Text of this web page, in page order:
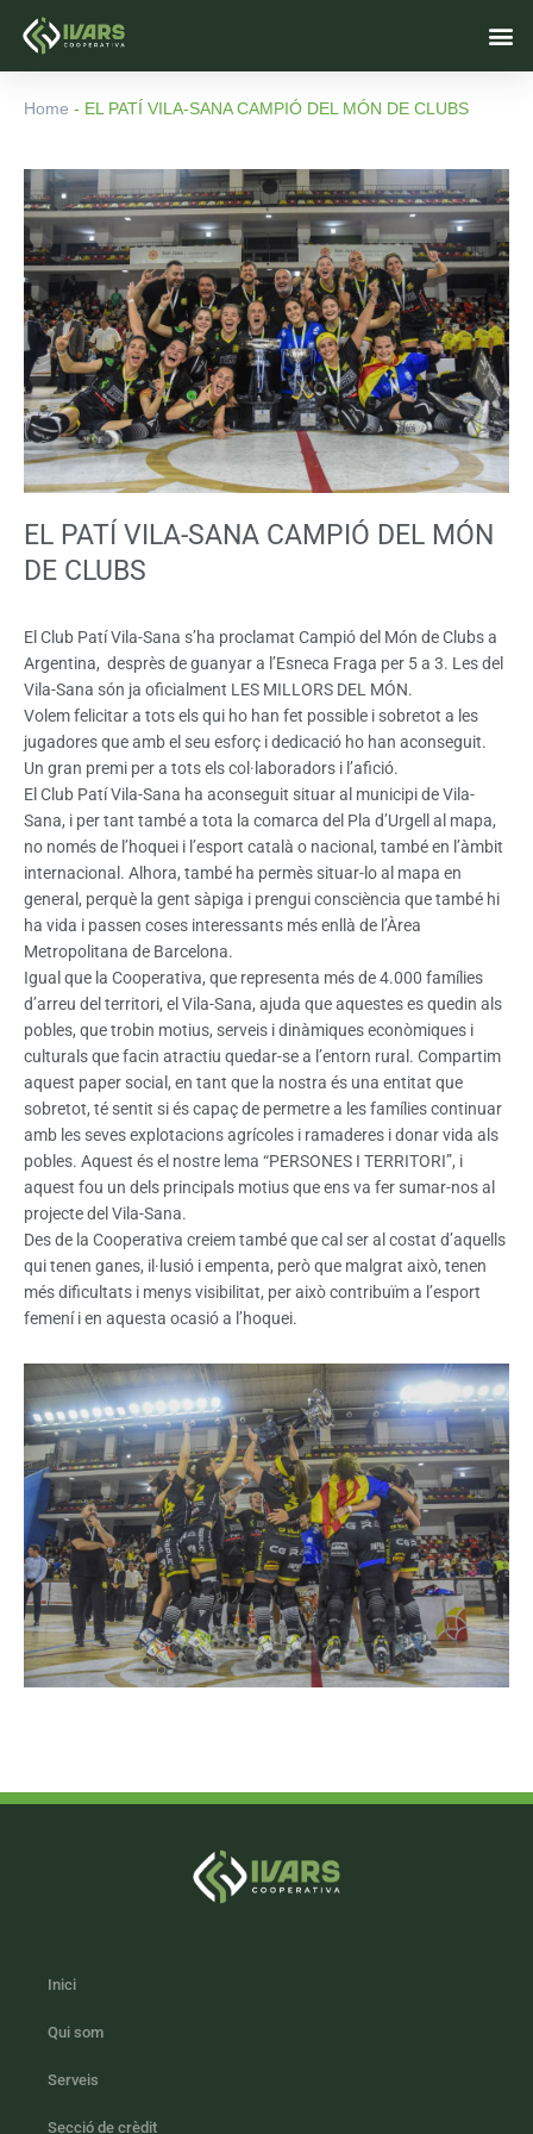
Home - EL PATÍ VILA-SANA CAMPIÓ DEL MÓN DE CLUBS
EL PATÍ VILA-SANA CAMPIÓ DEL MÓN
DE CLUBS
El Club Patí Vila-Sana s’ha proclamat Campió del Món de Clubs a
Argentina, desprès de guanyar a l’Esneca Fraga per 5 a 3. Les del
Vila-Sana són ja oficialment LES MILLORS DEL MÓN.
Volem felicitar a tots els qui ho han fet possible i sobretot a les
jugadores que amb el seu esforç i dedicació ho han aconseguit.
Un gran premi per a tots els col·laboradors i l’afició.
El Club Patí Vila-Sana ha aconseguit situar al municipi de Vila-
Sana, i per tant també a tota la comarca del Pla d’Urgell al mapa,
no només de l’hoquei i l’esport català o nacional, també en l’àmbit
internacional. Alhora, també ha permès situar-lo al mapa en
general, perquè la gent sàpiga i prengui consciència que també hi
ha vida i passen coses interessants més enllà de l’Àrea
Metropolitana de Barcelona.
Igual que la Cooperativa, que representa més de 4.000 famílies
d’arreu del territori, el Vila-Sana, ajuda que aquestes es quedin als
pobles, que trobin motius, serveis i dinàmiques econòmiques i
culturals que facin atractiu quedar-se a l’entorn rural. Compartim
aquest paper social, en tant que la nostra és una entitat que
sobretot, té sentit si és capaç de permetre a les famílies continuar
amb les seves explotacions agrícoles i ramaderes i donar vida als
pobles. Aquest és el nostre lema “PERSONES I TERRITORI”, i
aquest fou un dels principals motius que ens va fer sumar-nos al
projecte del Vila-Sana.
Des de la Cooperativa creiem també que cal ser al costat d’aquells
qui tenen ganes, il·lusió i empenta, però que malgrat això, tenen
més dificultats i menys visibilitat, per això contribuïm a l’esport
femení i en aquesta ocasió a l’hoquei.
Inici
Qui som
Serveis
Secció de crèdit